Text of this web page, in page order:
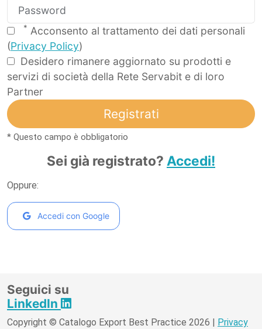
* Acconsento al trattamento dei dati personali
(Privacy Policy)
Desidero rimanere aggiornato su prodotti e
servizi di società della Rete Servabit e di loro
Partner
Registrati
* Questo campo è obbligatorio
Sei già registrato? Accedi!
Oppure:
Accedi con Google
Seguici su
LinkedIn
Copyright © Catalogo Export Best Practice 2026 | Privacy